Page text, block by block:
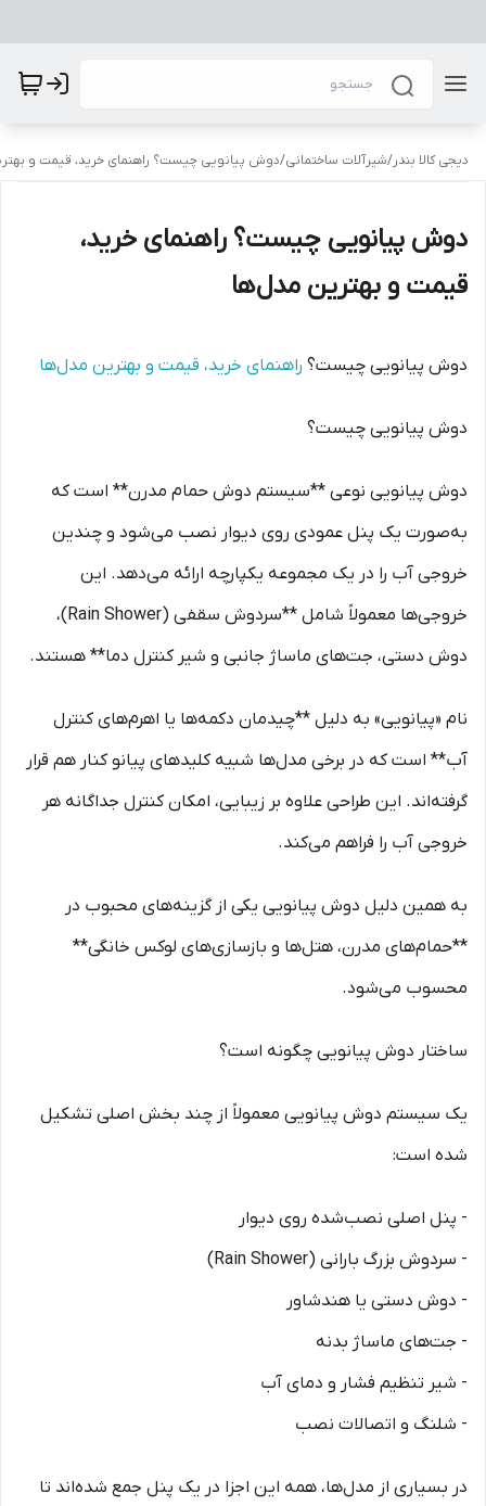
دیجی کالا بندر/شیرآلات ساختمانی/دوش پیانویی چیست؟ راهنمای خرید، قیمت و
دوش پیانویی چیست؟ راهنمای خرید،
قیمت و بهترین مدل‌ها
دوش پیانویی چیست؟ راهنمای خرید، قیمت و بهترین مدل‌ها
دوش پیانویی چیست؟
دوش پیانویی نوعی **سیستم دوش حمام مدرن** است که
به‌صورت یک پنل عمودی روی دیوار نصب می‌شود و چندین
خروجی آب را در یک مجموعه یکپارچه ارائه می‌دهد. این
خروجی‌ها معمولاً شامل **سردوش سقفی (Rain Shower)،
دوش دستی، جت‌های ماساژ جانبی و شیر کنترل دما** هستند.
نام «پیانویی» به دلیل **چیدمان دکمه‌ها یا اهرم‌های کنترل
آب** است که در برخی مدل‌ها شبیه کلیدهای پیانو کنار هم قرار
گرفته‌اند. این طراحی علاوه بر زیبایی، امکان کنترل جداگانه هر
خروجی آب را فراهم می‌کند.
به همین دلیل دوش پیانویی یکی از گزینه‌های محبوب در
**حمام‌های مدرن، هتل‌ها و بازسازی‌های لوکس خانگی**
محسوب می‌شود.
ساختار دوش پیانویی چگونه است؟
یک سیستم دوش پیانویی معمولاً از چند بخش اصلی تشکیل
شده است:
- پنل اصلی نصب‌شده روی دیوار
- سردوش بزرگ بارانی (Rain Shower)
- دوش دستی یا هندشاور
- جت‌های ماساژ بدنه
- شیر تنظیم فشار و دمای آب
- شلنگ و اتصالات نصب
در بسیاری از مدل‌ها، همه این اجزا در یک پنل جمع شده‌اند تا